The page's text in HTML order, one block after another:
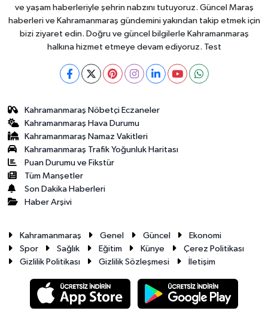
ve yaşam haberleriyle şehrin nabzını tutuyoruz. Güncel Maraş
haberleri ve Kahramanmaraş gündemini yakından takip etmek için
bizi ziyaret edin. Doğru ve güncel bilgilerle Kahramanmaraş
halkına hizmet etmeye devam ediyoruz. Test
Kahramanmaraş Nöbetçi Eczaneler
Kahramanmaraş Hava Durumu
Kahramanmaraş Namaz Vakitleri
Kahramanmaraş Trafik Yoğunluk Haritası
Puan Durumu ve Fikstür
Tüm Manşetler
Son Dakika Haberleri
Haber Arşivi
Kahramanmaraş Genel Güncel
Ekonomi
Spor
Sağlık Eğitim Künye
Çerez Politikası
Gizlilik Politikası
Gizlilik Sözleşmesi İletişim